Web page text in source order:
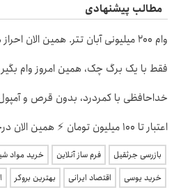
مطالب پیشنهادی
وام 200 میلیونی آبان تتر. همین الان احراز هویت کن!
فقط با یک برگ چک، همین امروز وام بگیر
خداحافظی با کمردرد، بدون قرص و
اعتبار تا ۱۰۰ میلیون تومان ⚡ همین الان درخواست اعتبار بده ✅
بازرسی جرثقیل فرم ساز آنلاین خرید مواد
خرید یوسی
اقتصاد ایرانی بهترین بروکر